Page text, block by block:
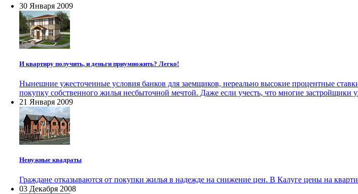
30 Января 2009
И квартиру получить, и деньги приумножить? Легко!
Нынешние ужесточенные условия банков для заемщиков, нереально высокие процентные
покупку собственного жилья несбыточной мечтой. Даже если учесть, что многие застройщики
21 Января 2009
Ненужные квадраты
Граждане отказываются от покупки жилья в надежде на снижение цен. В Калуге цены на
03 Декабря 2008